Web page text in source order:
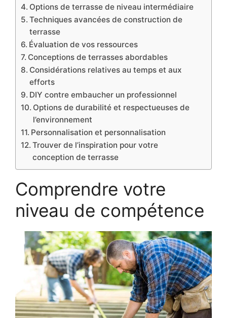
Options de terrasse de niveau intermédiaire
Techniques avancées de construction de
terrasse
Évaluation de vos ressources
Conceptions de terrasses abordables
Considérations relatives au temps et aux
efforts
DIY contre embaucher un professionnel
Options de durabilité et respectueuses de
l’environnement
Personnalisation et personnalisation
Trouver de l’inspiration pour votre
conception de terrasse
Comprendre votre
niveau de compétence